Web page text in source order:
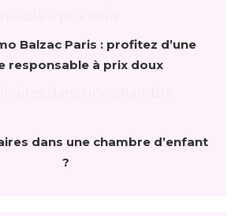
Balzac Paris : profitez d’une
responsable à prix doux
dans une chambre d’enfant
?